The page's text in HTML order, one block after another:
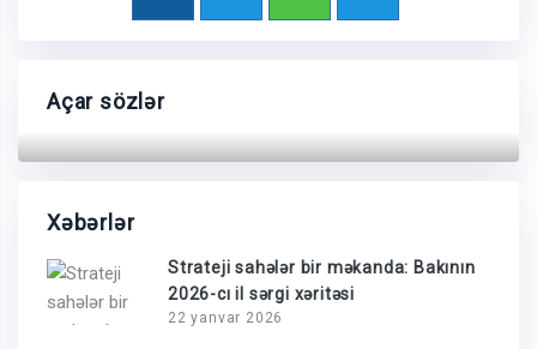
Açar sözlər
Xəbərlər
Strateji sahələr bir məkanda: Bakının
2026-cı il sərgi xəritəsi
22 yanvar 2026